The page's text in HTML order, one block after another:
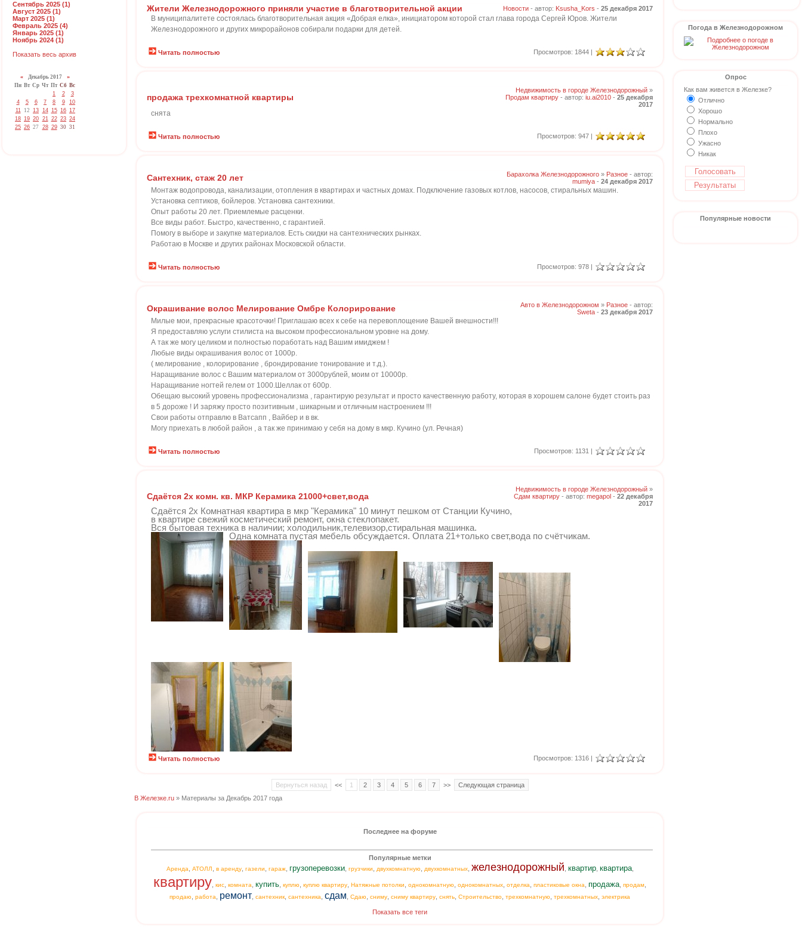
Сентябрь 2025 (1)
Август 2025 (1)
Март 2025 (1)
Февраль 2025 (4)
Январь 2025 (1)
Ноябрь 2024 (1)
Показать весь архив
«Декабрь 2017 »
Пн Вт Ср Чт Пт Сб Вс
1
2
3
4
5 6 7 8 9
10
11
12 13 14 15 16 17
18 19 20 21 22 23 24
25 26 27 28 29 30 31
Жители Железнодорожного приняли участие в благотворительной акции Новости - автор: Ksusha_Kors - 25 декабря 2017
В муниципалитете состоялась благотворительная акция «Добрая елка», инициатором которой стал глава города Сергей Юров. Жители
Железнодорожного и других микрорайонов собирали подарки для детей.
Читать полностью Просмотров: 1844 |
продажа трехкомнатной квартиры
Недвижимость в городе Железнодорожный »
Продам квартиру - автор: iu.ai2010 - 25 декабря
2017
снята
Читать полностью Просмотров: 947 |
Сантехник, стаж 20 лет Барахолка Железнодорожного » Разное - автор:
mumiya - 24 декабря 2017
Монтаж водопровода, канализации, отопления в квартирах и частных домах. Подключение газовых котлов, насосов, стиральных машин.
Установка септиков, бойлеров. Установка сантехники.
Опыт работы 20 лет. Приемлемые расценки.
Все виды работ. Быстро, качественно, с гарантией.
Помогу в выборе и закупке материалов. Есть скидки на сантехнических рынках.
Работаю в Москве и других районах Московской области.
Читать полностью Просмотров: 978 |
Окрашивание волос Мелирование Омбре Колорирование Авто в Железнодорожном » Разное - автор:
Sweta - 23 декабря 2017
Милые мои, прекрасные красоточки! Приглашаю всех к себе на перевоплощение Вашей внешности!!!
Я предоставляю услуги стилиста на высоком профессиональном уровне на дому.
А так же могу целиком и полностью поработать над Вашим имиджем !
Любые виды окрашивания волос от 1000р.
( мелирование , колорирование , брондирование тонирование и т.д.).
Наращивание волос с Вашим материалом от 3000рублей, моим от 10000р.
Наращивание ногтей гелем от 1000.Шеллак от 600р.
Обещаю высокий уровень профессионализма , гарантирую результат и просто качественную работу, которая в хорошем салоне будет стоить раз
в 5 дороже ! И заряжу просто позитивным , шикарным и отличным настроением !!!
Свои работы отправлю в Ватсапп , Вайбер и в вк.
Могу приехать в любой район , а так же принимаю у себя на дому в мкр. Кучино (ул. Речная)
Читать полностью Просмотров: 1131 |
Сдаётся 2х комн. кв. МКР Керамика 21000+свет,вода
Недвижимость в городе Железнодорожный »
Сдам квартиру - автор: megapol - 22 декабря
2017
Сдаётся 2х Комнатная квартира в мкр "Керамика" 10 минут пешком от Станции Кучино,
в квартире свежий косметический ремонт, окна стеклопакет.
Вся бытовая техника в наличии; холодильник,телевизор,стиральная машинка.
Одна комната пустая мебель обсуждается. Оплата 21+только свет,вода по счётчикам.
Читать полностью Просмотров: 1316 |
Вернуться назад << 1 2 3 4 5 6 7 >>
Следующая страница
В Железке.ru » Материалы за Декабрь 2017 года
Последнее на форуме
Популярные метки
Аренда АТОЛЛ в аренду, газели гараж, грузоперевозки, грузчики двухкомнатную двухкомнатных, железнодорожный квартир, квартира,
квартиру кис комната купить куплю куплю квартиру Натяжные потолки однокомнатную однокомнатных отделка пластиковые окна продажа продам
продаю работа ремонт сантехник сантехника сдам Сдаю сниму сниму квартиру снять Строительство трехкомнатную трехкомнатных электрика
Показать все теги
Погода в Железнодорожном
Опрос
Как вам живется в Железке?
Отлично
Хорошо
Нормально
Плохо
Ужасно
Никак
Популярные новости